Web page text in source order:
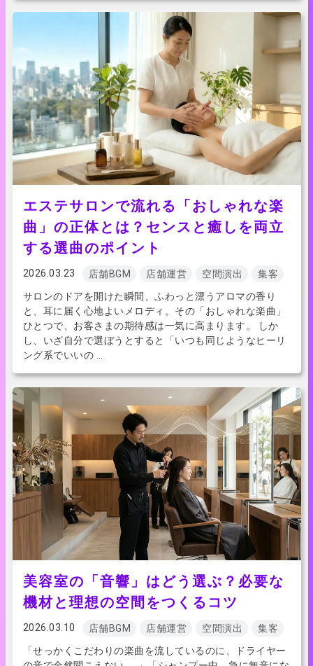
エステサロンで流れる「おしゃれな楽
曲」の正体とは？センスと癒しを両立
する選曲のポイント
2026.03.23 店舗BGM 店舗運営 空間演出
集客
サロンのドアを開けた瞬間、ふわっと漂うアロマの香り
と、耳に届く心地よいメロディ。その「おしゃれな楽曲」
ひとつで、お客さまの期待感は一気に高まります。 しか
し、いざ自分で選ぼうとすると「いつも同じようなヒーリ
ング系でいいの …
美容室の「音響」はどう選ぶ？必要な
機材と理想の空間をつくるコツ
2026.03.10 店舗BGM 店舗運営 空間演出
集客
「せっかくこだわりの楽曲を流しているのに、ドライヤー